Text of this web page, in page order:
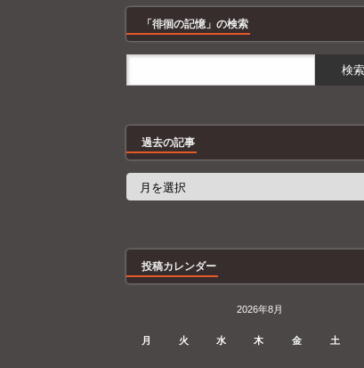
「徘徊の記憶」の検索
過去の記事
過
投稿カレンダー
2026年8月
月 火 水 木 金 土